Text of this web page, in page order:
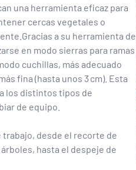
una herramienta eficaz para
cercas vegetales o
a su herramienta de
en modo sierras para ramas
cuchillas, más adecuado
fina (hasta unos 3 cm). Esta
los distintos tipos de
de equipo.
desde el recorte de
hasta el despeje de